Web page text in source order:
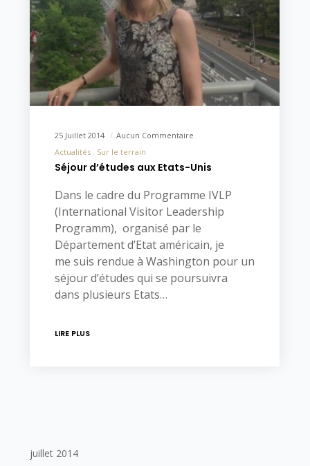
25 Juillet 2014
Aucun Commentaire
Actualités
Sur le terrain
Séjour d’études aux Etats-Unis
Dans le cadre du Programme IVLP
(International Visitor Leadership
Programm), organisé par le
Département d’Etat américain, je
me suis rendue à Washington pour un
séjour d’études qui se poursuivra
dans plusieurs Etats…
LIRE PLUS
juillet 2014